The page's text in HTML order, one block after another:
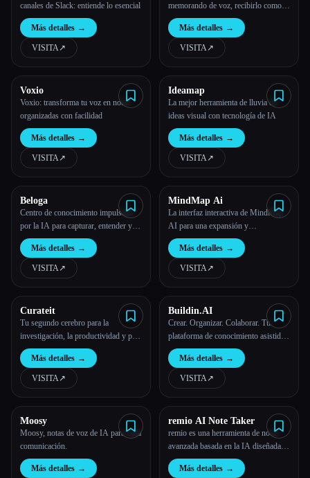
Esc
canales de Slack: entiende lo esencial
Más detalles →
VISITA↗︎
memorando de voz, recibirlo como
correo electrónico.
Más detalles →
VISITA↗︎
Voxio
Voxio: transforma tu voz en notas
organizadas con facilidad
Más detalles →
VISITA↗︎
Ideamap
La mejor herramienta de lluvia de
ideas visual con tecnología de IA
Más detalles →
VISITA↗︎
Beloga
Centro de conocimiento impulsado
por la IA para capturar, entender y
aprovechar la información.
Más detalles →
VISITA↗︎
MindMap Ai
La interfaz interactiva de MindMap
AI para una expansión y
personalización de ideas sin
problemas
Más detalles →
VISITA↗︎
Curateit
Tu segundo cerebro para la
investigación, la productividad y para
mostrar tu trabajo.
Más detalles →
VISITA↗︎
Buildin.AI
Crear. Organizar. Colaborar. Tu
plataforma de conocimiento asistida
por IA.
Más detalles →
VISITA↗︎
Moosy
Moosy, notas de voz de IA para cada
comunicación.
Más detalles →
remio AI Note Taker
remio es una herramienta de notas
avanzada basada en la IA diseñada
para cambiar la forma en que los
usuarios capturan, organizan y
Más detalles →